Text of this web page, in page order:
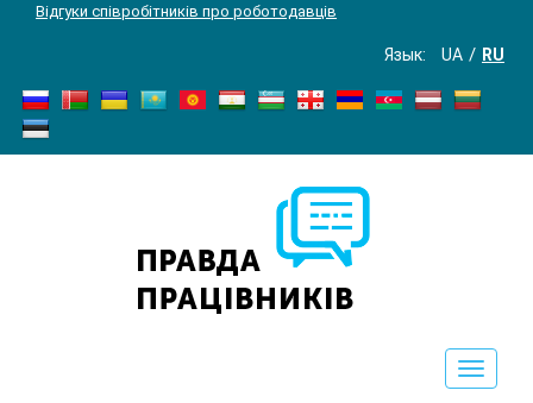
Відгуки співробітників про роботодавців
Язык: UA RU
Toggle